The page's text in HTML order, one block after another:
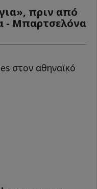
πριν από
- Μπαρτσελόνα